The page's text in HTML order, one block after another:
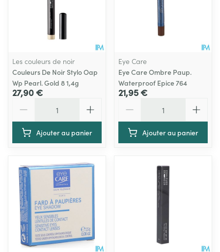
Les couleurs de noir
Couleurs De Noir Stylo Oap
Wp Pearl. Gold 8 1,4g
27,90 €
Ajouter au panier
Eye Care
Eye Care Ombre Paup.
Waterproof Epice 764
21,95 €
Ajouter au panier